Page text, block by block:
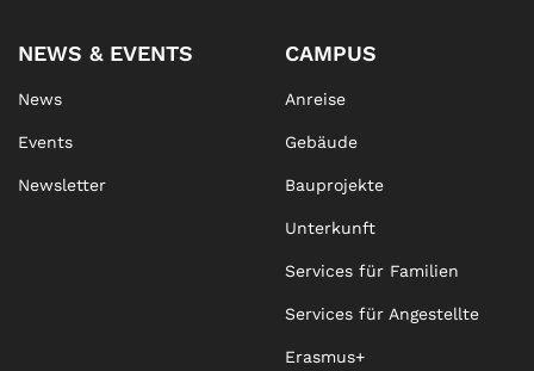
NEWS & EVENTS
News
Events
Newsletter
CAMPUS
Anreise
Gebäude
Bauprojekte
Unterkunft
Services für Familien
Services für Angestellte
Erasmus+